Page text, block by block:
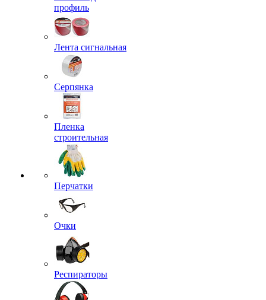
профиль
Лента сигнальная
Серпянка
Пленка
строительная
Перчатки
Очки
Респираторы